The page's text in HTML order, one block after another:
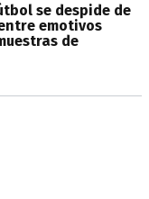
se despide de
emotivos
de